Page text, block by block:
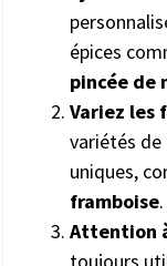
épices
pincée de
Variez les
variétés de
uniques,
framboise.
Attention
toujours